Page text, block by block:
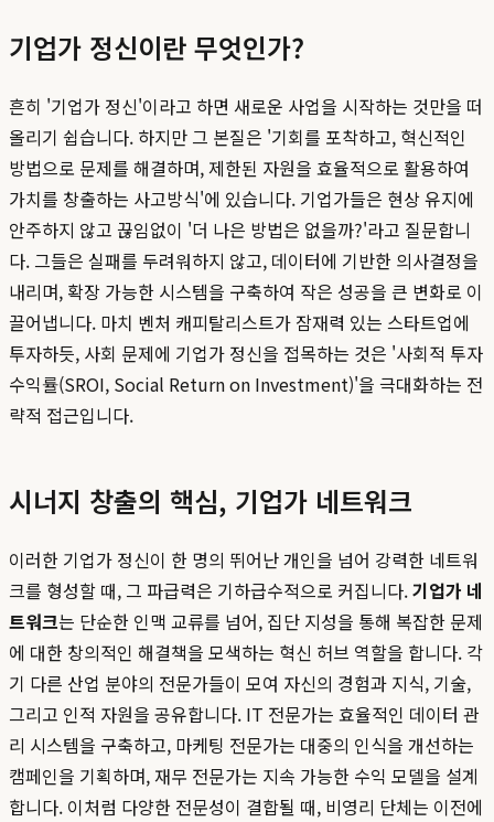
기업가 정신이란 무엇인가?
흔히 '기업가 정신'이라고 하면 새로운 사업을 시작하는 것만을 떠
올리기 쉽습니다. 하지만 그 본질은 '기회를 포착하고, 혁신적인
방법으로 문제를 해결하며, 제한된 자원을 효율적으로 활용하여
가치를 창출하는 사고방식'에 있습니다. 기업가들은 현상 유지에
안주하지 않고 끊임없이 '더 나은 방법은 없을까?'라고 질문합니
다. 그들은 실패를 두려워하지 않고, 데이터에 기반한 의사결정을
내리며, 확장 가능한 시스템을 구축하여 작은 성공을 큰 변화로 이
끌어냅니다. 마치 벤처 캐피탈리스트가 잠재력 있는 스타트업에
투자하듯, 사회 문제에 기업가 정신을 접목하는 것은 '사회적 투자
수익률(SROI, Social Return on Investment)'을 극대화하는 전
략적 접근입니다.
시너지 창출의 핵심, 기업가 네트워크
이러한 기업가 정신이 한 명의 뛰어난 개인을 넘어 강력한 네트워
크를 형성할 때, 그 파급력은 기하급수적으로 커집니다.기업가 네
트워크는 단순한 인맥 교류를 넘어, 집단 지성을 통해 복잡한 문제
에 대한 창의적인 해결책을 모색하는 혁신 허브 역할을 합니다. 각
기 다른 산업 분야의 전문가들이 모여 자신의 경험과 지식, 기술,
그리고 인적 자원을 공유합니다. IT 전문가는 효율적인 데이터 관
리 시스템을 구축하고, 마케팅 전문가는 대중의 인식을 개선하는
캠페인을 기획하며, 재무 전문가는 지속 가능한 수익 모델을 설계
합니다. 이처럼 다양한 전문성이 결합될 때, 비영리 단체는 이전에